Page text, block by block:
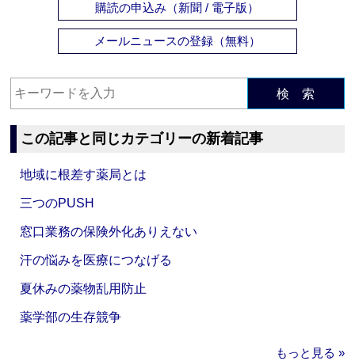
購読の申込み（新聞 / 電子版）
メールニュースの登録（無料）
検 索
この記事と同じカテゴリーの新着記事
地域に根差す薬局とは
三つのPUSH
窓口業務の保険外化ありえない
汗の悩みを医療につなげる
夏休みの薬物乱用防止
薬学部の生存競争
もっと見る »